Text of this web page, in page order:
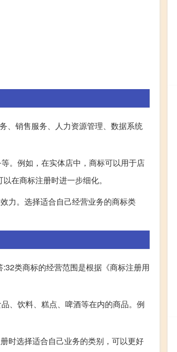
、销售服务、人力资源管理、数据系统
。例如，在实体店中，商标可以用于店
在商标注册时进一步细化。
力。选择适合自己经营业务的商标类
类商标的经营范围是根据《商标注册用
、饮料、糕点、啤酒等在内的商品。例
时选择适合自己业务的类别，可以更好